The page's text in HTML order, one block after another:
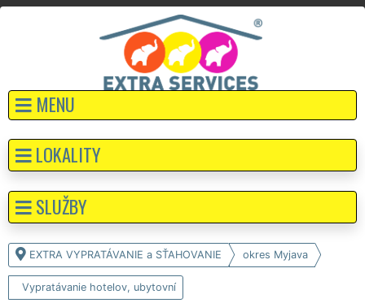
MENU
EXTRA VYPRATÁVANIE a SŤAHOVANIE okres Myjava
Vypratávanie hotelov, ubytovní
LOKALITY
SLUŽBY